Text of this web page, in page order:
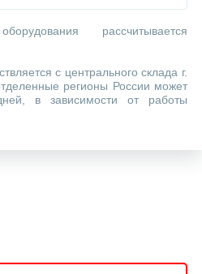
рассчитывается
с центрального склада г.
регионы России может
в зависимости от работы